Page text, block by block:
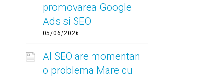
promovarea Google
Ads si SEO
05/06/2026
AI SEO are momentan
o problema Mare cu